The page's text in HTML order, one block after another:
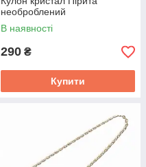
необроблений
В наявності
290 ₴
Купити